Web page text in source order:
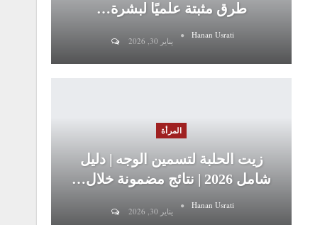
طرق مثبتة علميًا لبشرة…
Hanan Usrati
يناير 30, 2026
المرأة
زيت الحلبة لتسمين الوجه | دليل
شامل 2026 | نتائج مضمونة خلال…
Hanan Usrati
يناير 30, 2026